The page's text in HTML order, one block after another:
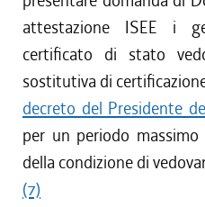
attestazione ISEE i
certificato di stato
sostitutiva di
decreto del Presidente
per un periodo
della condizione di
(7)